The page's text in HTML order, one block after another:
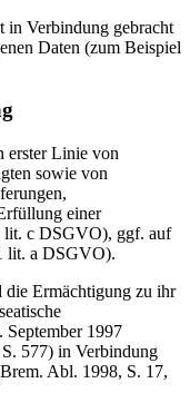
in Verbindung gebracht
Daten (zum Beispiel
erster Linie von
sowie von
einer
lit. c DSGVO), ggf. auf
lit. a DSGVO).
die Ermächtigung zu ihr
September 1997
577) in Verbindung
Abl. 1998, S. 17,